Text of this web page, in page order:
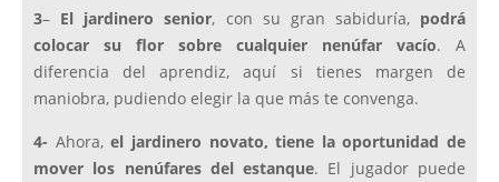
3– El jardinero senior, con su gran sabiduría, podrá
colocar su flor sobre cualquier nenúfar vacío. A
diferencia del aprendiz, aquí si tienes margen de
maniobra, pudiendo elegir la que más te convenga.
4- Ahora,el jardinero novato, tiene la oportunidad de
mover los nenúfares del estanque. El jugador puede